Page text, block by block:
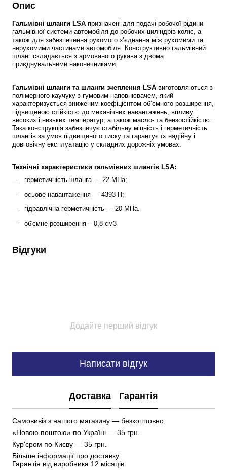
Опис
Гальмівні шланги LSA призначені для подачі робочої рідини
гальмівної системи автомобіля до робочих циліндрів коліс, а
також для забезпечення рухомого з’єднання між рухомими та
нерухомими частинами автомобіля. Конструктивно гальмівний
шланг складається з армованого рукава з двома
приєднувальними наконечниками.
Гальмівні шланги та шланги зчеплення LSA виготовляються з
полімерного каучуку з гумовим наповнювачем, який
характеризується зниженим коефіцієнтом об’ємного розширення,
підвищеною стійкістю до механічних навантажень, впливу
високих і низьких температур, а також масло- та бензостійкістю.
Така конструкція забезпечує стабільну міцність і герметичність
шлангів за умов підвищеного тиску та гарантує їх надійну і
довговічну експлуатацію у складних дорожніх умовах.
Технічні характеристики гальмівних шлангів LSA:
герметичність шланга — 22 МПа;
осьове навантаження — 4393 Н;
гідравлічна герметичність — 20 МПа.
об'ємне розширення – 0,8 см3
Відгуки
Додайте перший відгук
Написати відгук
Доставка Гарантія
Самовивіз з нашого магазину — безкоштовно.
«Новою поштою» по Україні — 35 грн.
Кур'єром по Києву — 35 грн.
Більше інформації про доставку
Гарантія від виробника 12 місяців.